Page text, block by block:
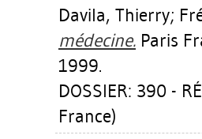
Davila, Thierry;
médecine. Paris
1999.
DOSSIER: 390 -
France)